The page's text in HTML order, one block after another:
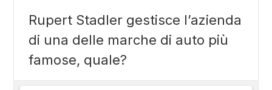
Rupert Stadler gestisce l’azienda
di una delle marche di auto più
famose, quale?